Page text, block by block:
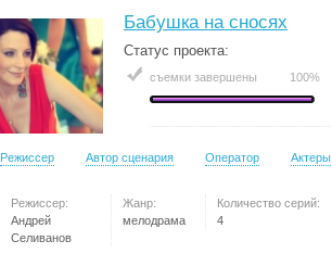
Бабушка на сносях
Статус проекта:
съемки завершены 100%
Режиссер Автор сценария Оператор Актеры
Режиссер:
Андрей
Селиванов
Жанр:
мелодрама
Количество серий:
4